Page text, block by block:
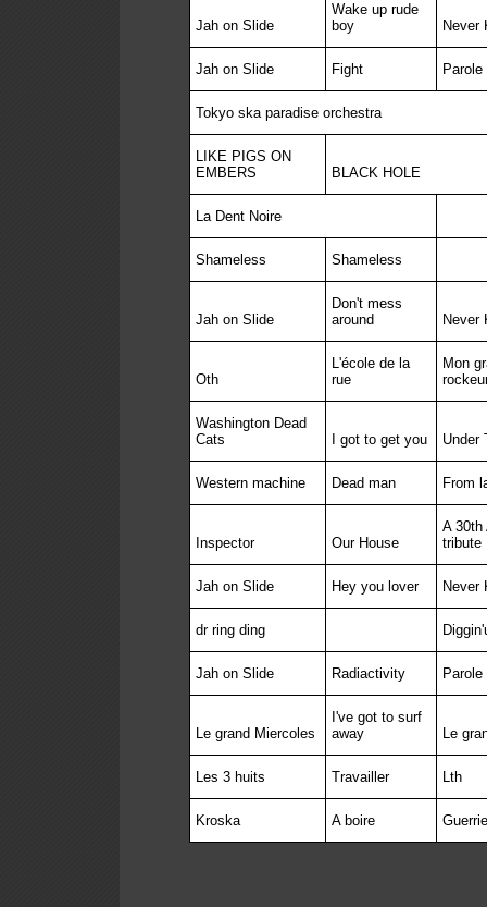
Jah on Slide
Wake up rude
boy
Never
Jah on Slide Fight
Tokyo ska paradise orchestra
LIKE PIGS ON
EMBERS
BLACK HOLE
La Dent Noire
Shameless Shameless
Jah on Slide
Don't mess
around
Never
Oth
L'école de la
rue
Mon
Washington Dead
Cats
I got to get you Under
Western machine Dead man From
Inspector Our House
A 30th
tribute
Jah on Slide Hey you lover Never
dr ring ding
Jah on Slide Radiactivity
Le grand Miercoles
I've got to surf
away
Le
Les 3 huits Travailler Lth
Kroska A boire